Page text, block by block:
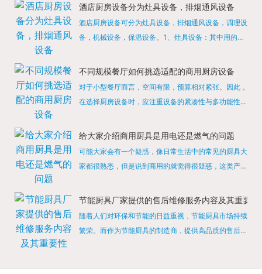
酒店厨房设备分为灶具设备，排烟通风设备
酒店厨房设备可分为灶具设备，排烟通风设备，调理设
备，机械设备，保温设备。1、灶具设备：其中用的较
缺少的，经过相关检测证明的合格设备才能进行使用，
不同规模餐厅如何挑选适配的商用厨房设备
对于小型餐厅而言，空间有限，预算相对紧张。因此，
在选择厨房设备时，应注重设备的紧凑性与多功能性。
烹饪设备，既能节省空间，又能满足多样化的烹饪需
给大家介绍商用厨具是用电还是燃气的问题
可能大家会有一个疑惑，像日常生活中的常见的厨具大
家都很熟悉，但是说到商用的就觉得很疑惑，这类产品
店用的就是商用的吗?还真别说，真被大家猜对了，这
节能厨具厂家提供的售后维修服务内容及其重要性
随着人们对环保和节能的日益重视，节能厨具市场持续
繁荣。而作为节能厨具的制造商，提供高品质的售后维